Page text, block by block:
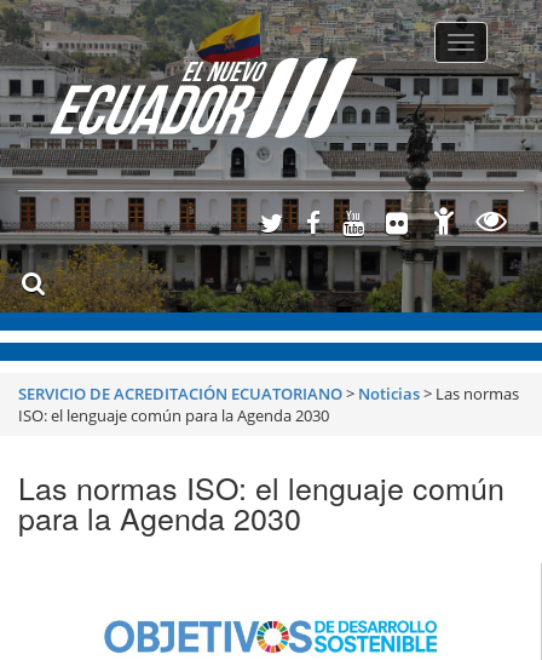
Toggle
SERVICIO DE ACREDITACIÓN ECUATORIANO> Noticias> Las normas
ISO: el lenguaje común para la Agenda 2030
Las normas ISO: el lenguaje común
para la Agenda 2030